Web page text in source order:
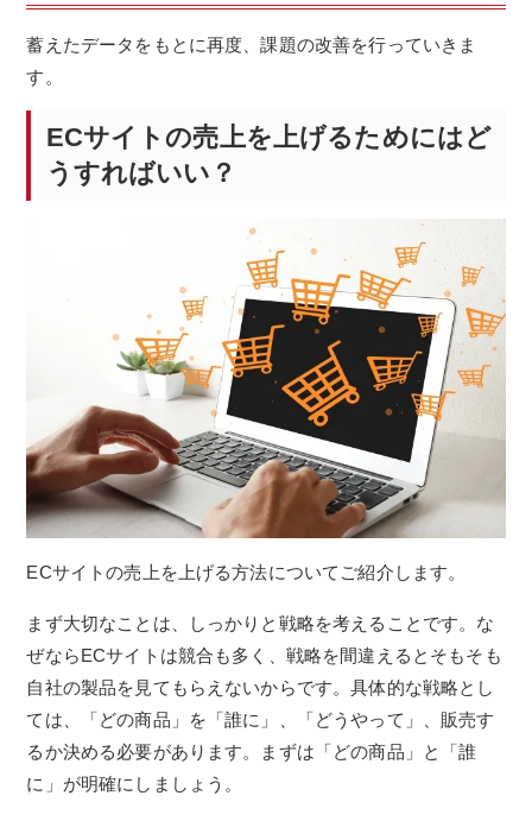
蓄えたデータをもとに再度、課題の改善を行っていきま
す。
ECサイトの売上を上げるためにはど
うすればいい？
ECサイトの売上を上げる方法についてご紹介します。
まず大切なことは、しっかりと戦略を考えることです。な
ぜならECサイトは競合も多く、戦略を間違えるとそもそも
自社の製品を見てもらえないからです。具体的な戦略とし
ては、「どの商品」を「誰に」、「どうやって」、販売す
るか決める必要があります。まずは「どの商品」と「誰
に」が明確にしましょう。